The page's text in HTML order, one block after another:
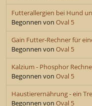
Futterallergien bei Hund
Begonnen von Oval 5
Gain Futter-Rechner für
Begonnen von Oval 5
Kalzium - Phosphor
Begonnen von Oval 5
Haustierernährung - ein
Begonnen von Oval 5